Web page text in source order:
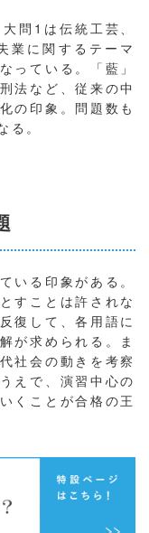
問1は伝統工芸、
業に関するテーマ
っている。「藍」
法など、従来の中
の印象。問題数も
る。
いる印象がある。
すことは許されな
復して、各用語に
が求められる。ま
社会の動きを考察
えで、演習中心の
くことが合格の王